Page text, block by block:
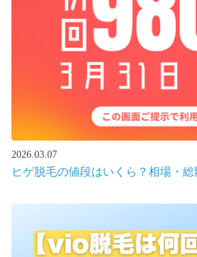
2026.03.07
ヒゲ脱毛の値段はいくら？相場・